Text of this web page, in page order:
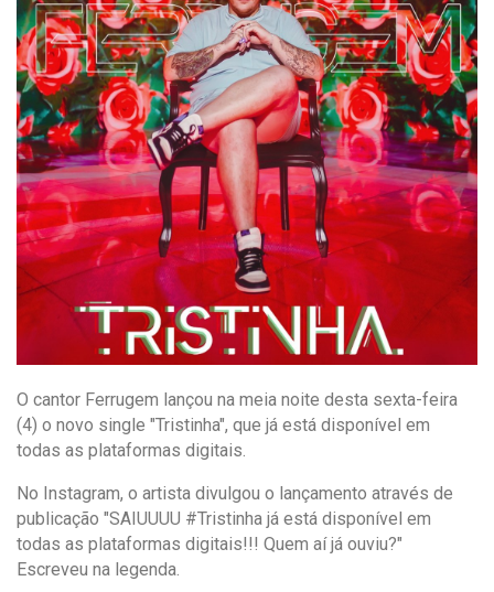
PROMOÇÕES
CONTATO
O cantor Ferrugem lançou na meia noite desta sexta-feira
(4) o novo single "Tristinha", que já está disponível em
todas as plataformas digitais.
No Instagram, o artista divulgou o lançamento através de
publicação "SAIUUUU #Tristinha já está disponível em
todas as plataformas digitais!!! Quem aí já ouviu?"
Escreveu na legenda.